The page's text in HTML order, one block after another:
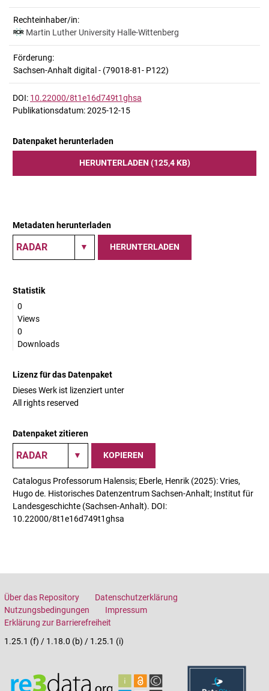
Rechteinhaber/in:
Martin Luther University Halle-Wittenberg
Förderung:
Sachsen-Anhalt digital - (79018-81- P122)
DOI: 10.22000/8t1e16d749t1ghsa
Publikationsdatum: 2025-12-15
Datenpaket herunterladen
HERUNTERLADEN (125,4 KB)
Metadaten herunterladen
HERUNTERLADEN
Statistik
0
Views
0
Downloads
Lizenz für das Datenpaket
Dieses Werk ist lizenziert unter
All rights reserved
Datenpaket zitieren
KOPIEREN
Catalogus Professorum Halensis; Eberle, Henrik (2025): Vries,
Hugo de. Historisches Datenzentrum Sachsen-Anhalt; Institut für
Landesgeschichte (Sachsen-Anhalt). DOI:
10.22000/8t1e16d749t1ghsa
Über das Repository
Datenschutzerklärung
Nutzungsbedingungen
Impressum
Erklärung zur Barrierefreiheit
1.25.1 (f) / 1.18.0 (b) / 1.25.1 (i)